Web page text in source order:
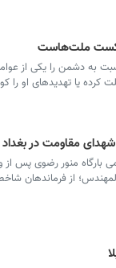
ملت‌هاست
به دشمن را یکی از
یا تهدیدهای او را
مقاومت در بغداد
از فرماندهان